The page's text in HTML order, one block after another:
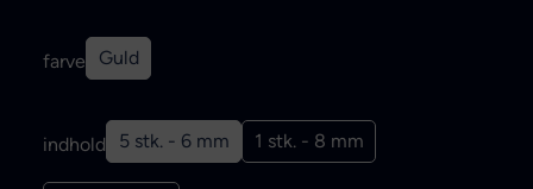
farve Guld
indhold 5 stk. - 6 mm 1 stk. - 8 mm